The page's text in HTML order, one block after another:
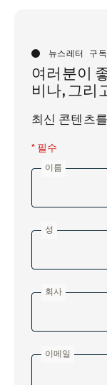
뉴스레터 구독
여러분이
비나, 그리
최신 콘텐츠
* 필수
이름
성
회사
이메일